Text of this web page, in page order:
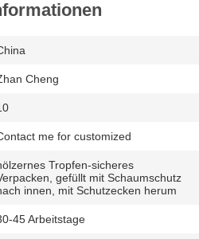
Cheng
me for customized
Tropfen-sicheres
gefüllt mit Schaumschutz
innen, mit Schutzecken herum
45 Arbeitstage